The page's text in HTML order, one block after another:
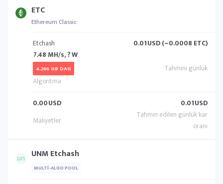
ETC
Ethereum Classic
Etchash
7.48 MH/s, ? W
4.266 GB DAG
0.01USD (~0.0008 ETC)
0.00USD 0.01USD
UNM Etchash
MULTI-ALGO POOL